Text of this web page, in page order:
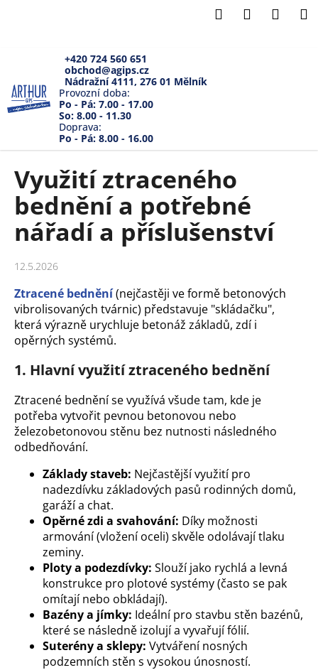
HledatPřihlášení
+420 724 560 651
obchod@agips.cz
Nádražní 4111, 276 01 Mělník
Provozní doba:
Po - Pá: 7.00 - 17.00
So: 8.00 - 11.30
Doprava:
Po - Pá: 8.00 - 16.00
Využití ztraceného
bednění a potřebné
nářadí a příslušenství
12.5.2026
Ztracené bednění(nejčastěji ve formě betonových
vibrolisovaných tvárnic) představuje "skládačku",
která výrazně urychluje betonáž základů, zdí i
opěrných systémů.
1. Hlavní využití ztraceného bednění
Ztracené bednění se využívá všude tam, kde je
potřeba vytvořit pevnou betonovou nebo
železobetonovou stěnu bez nutnosti následného
odbedňování.
Základy staveb: Nejčastější využití pro
nadezdívku základových pasů rodinných domů,
garáží a chat.
Opěrné zdi a svahování: Díky možnosti
armování (vložení oceli) skvěle odolávají tlaku
zeminy.
Ploty a podezdívky: Slouží jako rychlá a levná
konstrukce pro plotové systémy (často se pak
omítají nebo obkládají).
Bazény a jímky: Ideální pro stavbu stěn bazénů,
které se následně izolují a vyvařují fólií.
Suterény a sklepy: Vytváření nosných
podzemních stěn s vysokou únosností.
o
p
t
ř
e
b
u
j
e
e
n
a
í
t
?
HLEDAT